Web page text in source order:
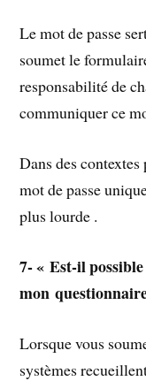
Le mot de passe
soumet le
responsabilité de
communiquer ce
Dans des
mot de passe
plus lourde .
7- « Est-il
mon
Lorsque vous
systèmes